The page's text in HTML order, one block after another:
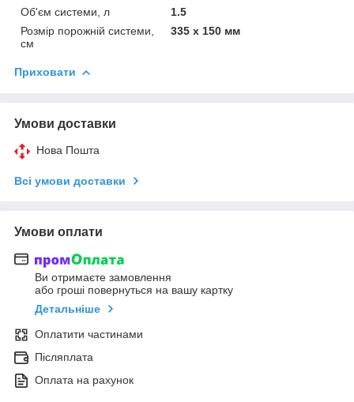
Об'єм системи, л
1.5
Розмір порожній системи,
см
335 x 150 мм
Приховати
Умови доставки
Нова Пошта
Всі умови доставки
Умови оплати
Ви отримаєте замовлення
або гроші повернуться на вашу картку
Детальніше
Оплатити частинами
Післяплата
Оплата на рахунок